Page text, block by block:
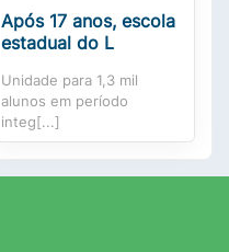
Após 17 anos, escola
estadual do L
Unidade para 1,3 mil
alunos em período
integ[...]